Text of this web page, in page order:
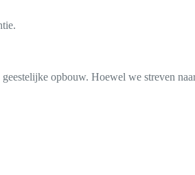
opbouw. Hoewel we streven